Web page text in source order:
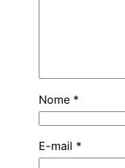
Nome *
E-mail *